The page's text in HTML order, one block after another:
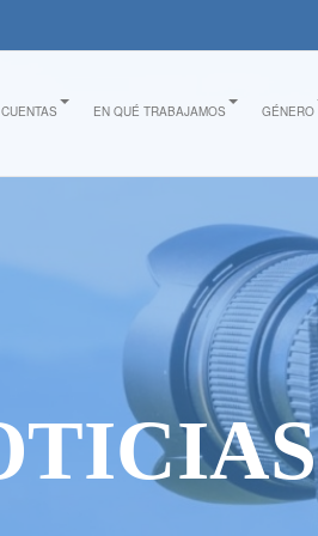
EN QUÉ TRABAJAMOS GÉNERO